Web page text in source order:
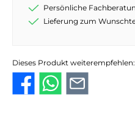
Persönliche
Lieferung zum
Dieses Produkt weiterempfehlen: